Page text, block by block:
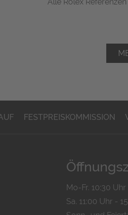
FESTPREISKOMMISSION
Mo-Fr. 10:30
Sa. 11:00 Uhr -